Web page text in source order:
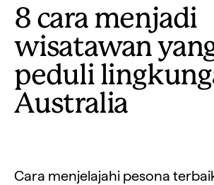
8 cara menjadi
wisatawan
peduli
Australia
Cara menjelajahi pesona